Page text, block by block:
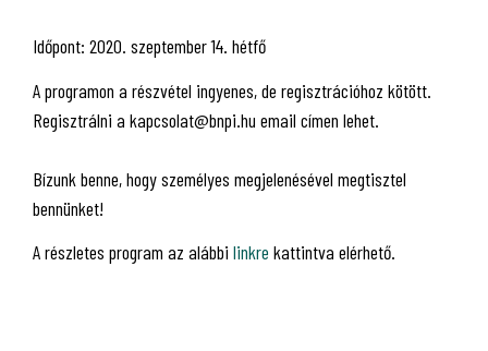
Időpont: 2020. szeptember 14. hétfő
A programon a részvétel ingyenes, de regisztrációhoz kötött.
Regisztrálni a kapcsolat@bnpi.hu email címen lehet.
Bízunk benne, hogy személyes megjelenésével megtisztel
bennünket!
A részletes program az alábbi linkre kattintva elérhető.